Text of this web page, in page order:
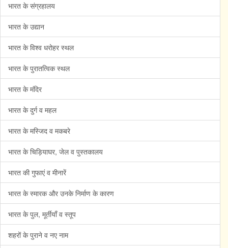
भारत के संग्रहालय
भारत के उद्यान
भारत के विश्व धरोहर स्थल
भारत के पुरातत्विक स्थल
भारत के मंदिर
भारत के दुर्ग व महल
भारत के मस्जिद व मकबरे
भारत के चिड़ियाघर, जेल व पुस्तकालय
भारत की गुफाएं व मीनारें
भारत के स्मारक और उनके निर्माण के कारण
भारत के पुल, मूर्तीयाँ व स्तूप
शहरों के पुराने व नए नाम